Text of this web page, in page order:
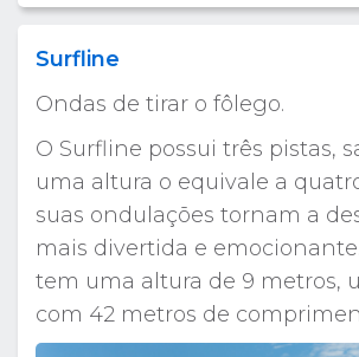
Surfline
Ondas de tirar o fôlego.
O Surfline possui três pistas,
uma altura o equivale a
suas ondulações tornam a
mais divertida e
tem uma altura de 9 metros,
com 42 metros de